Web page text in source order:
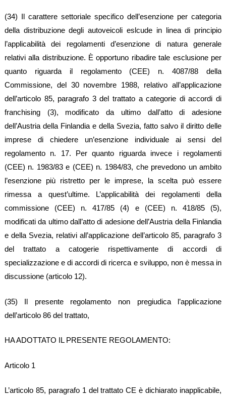
(34) Il carattere settoriale specifico dell’esenzione per categoria
della distribuzione degli autoveicoli eslcude in linea di principio
l’applicabilità dei regolamenti d’esenzione di natura generale
relativi alla distribuzione. È opportuno ribadire tale esclusione per
quanto riguarda il regolamento (CEE) n. 4087/88 della
Commissione, del 30 novembre 1988, relativo all’applicazione
dell’articolo 85, paragrafo 3 del trattato a categorie di accordi di
franchising (3), modificato da ultimo dall’atto di adesione
dell’Austria della Finlandia e della Svezia, fatto salvo il diritto delle
imprese di chiedere un’esenzione individuale ai sensi del
regolamento n. 17. Per quanto riguarda invece i regolamenti
(CEE) n. 1983/83 e (CEE) n. 1984/83, che prevedono un ambito
l’esenzione più ristretto per le imprese, la scelta può essere
rimessa a quest’ultime. L’applicabilità dei regolamenti della
commissione (CEE) n. 417/85 (4) e (CEE) n. 418/85 (5),
modificati da ultimo dall’atto di adesione dell’Austria della Finlandia
e della Svezia, relativi all’applicazione dell’articolo 85, paragrafo 3
del trattato a catogerie rispettivamente di accordi di
specializzazione e di accordi di ricerca e sviluppo, non è messa in
discussione (articolo 12).
(35) Il presente regolamento non pregiudica l’applicazione
dell’articolo 86 del trattato,
HA ADOTTATO IL PRESENTE REGOLAMENTO:
Articolo 1
L’articolo 85, paragrafo 1 del trattato CE è dichiarato inapplicabile,